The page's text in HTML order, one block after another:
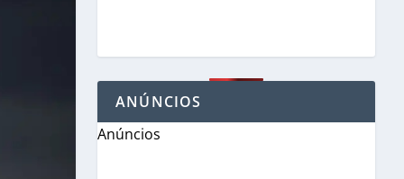
ANÚNCIOS
Anúncios